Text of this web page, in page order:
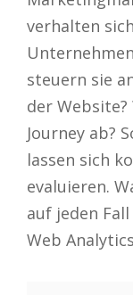
verhalten
steuern sie
der
Journey ab?
lassen sich
evaluieren.
auf jeden
Web